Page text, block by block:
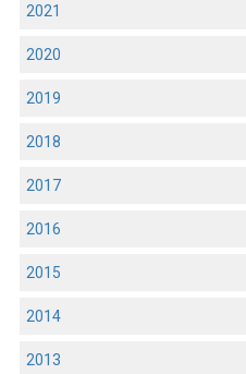
2021
2020
2019
2018
2017
2016
2015
2014
2013